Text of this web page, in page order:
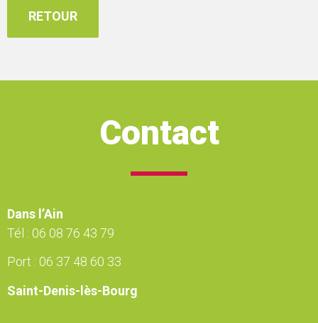
RETOUR
Contact
Dans l’Ain
Tél : 06 08 76 43 79
Port : 06 37 48 60 33
Saint-Denis-lès-Bourg